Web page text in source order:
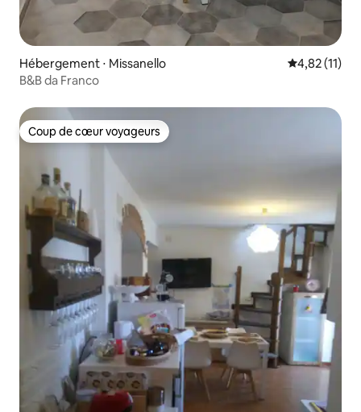
Hébergement ⋅ Missanello Évaluation
4,82 (11)
B&B da Franco
Coup de cœur voyageurs
Coup de cœur voyageurs